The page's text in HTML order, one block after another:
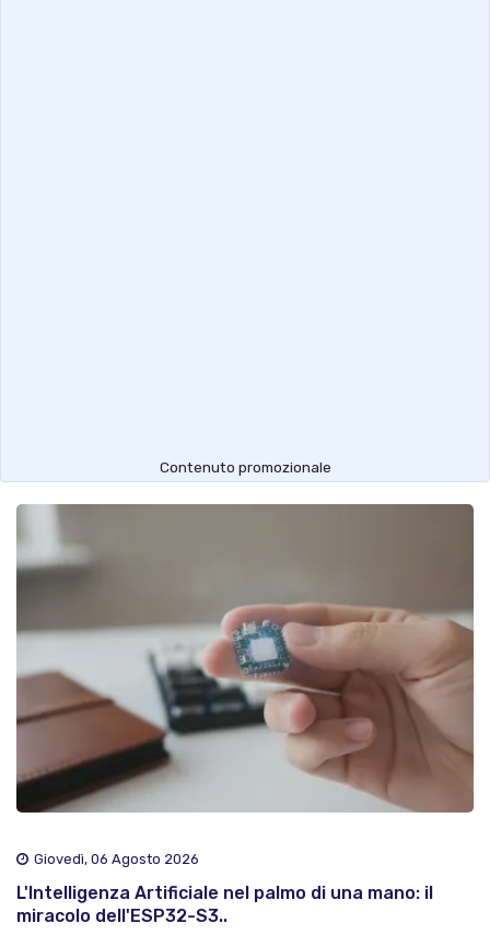
Contenuto promozionale
Giovedì, 06 Agosto 2026
L'Intelligenza Artificiale nel palmo di una mano: il
miracolo dell'ESP32-S3..